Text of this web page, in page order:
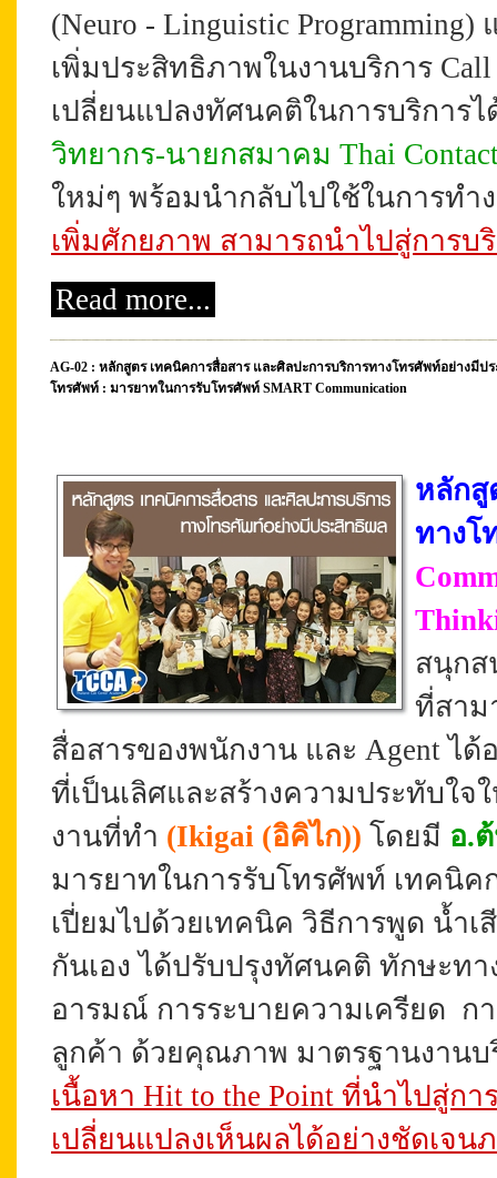
(Neuro - Linguistic
เพิ่มประสิทธิภาพในงานบริการ
เปลี่ยนแปลงทัศนคติในการบริการ
วิทยากร-นายกสมาคม Thai
ใหม่ๆ พร้อมนำกลับไปใช้ในการท
เพิ่มศักยภาพ สามารถนำไปสู่การบ
Read more...
AG-02 : หลักสูตร เทคนิคการสื่อสาร และศิลปะการบริการทางโทรศัพท์อย่างมีปร
โทรศัพท์ : มารยาทในการรับโทรศัพท์ SMART Communication
หลักสู
ทางโ
สนุกส
ที่สาม
สื่อสารของพนักงาน และ Agent ได้
ที่เป็นเลิศและสร้างความประทับใ
งานที่ทำ (Ikigai (อิคิไก)) โดยมี อ.
มารยาทในการรับโทรศัพท์ เทคนิ
เปี่ยมไปด้วยเทคนิค วิธีการพูด น้ำ
กันเอง ได้ปรับปรุงทัศนคติ ทักษะท
อารมณ์ การระบายความเครียด ก
ลูกค้า ด้วยคุณภาพ มาตรฐานงานบ
เนื้อหา Hit to the Point ที่นำไปสู่ก
เปลี่ยนแปลงเห็นผลได้อย่างชัดเจน